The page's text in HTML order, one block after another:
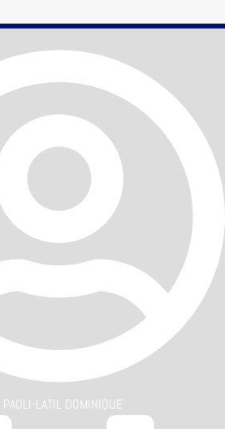
PAOLI-LATIL DOMINIQUE